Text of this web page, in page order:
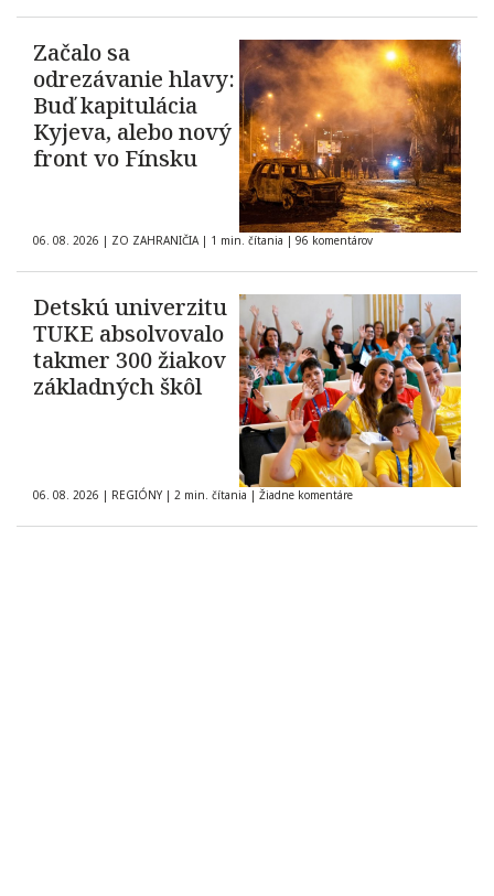
Začalo sa
odrezávanie hlavy:
Buď kapitulácia
Kyjeva, alebo nový
front vo Fínsku
06. 08. 2026 | ZO ZAHRANIČIA | 1 min. čítania | 96 komentárov
Detskú univerzitu
TUKE absolvovalo
takmer 300 žiakov
základných škôl
06. 08. 2026 | REGIÓNY | 2 min. čítania | Žiadne komentáre